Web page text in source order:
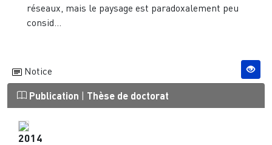
réseaux, mais le paysage est paradoxalement peu
consid...
Notice
Publication | Thèse de doctorat
2014